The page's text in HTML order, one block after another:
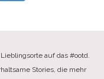
auf das #ootd.
Stories, die mehr